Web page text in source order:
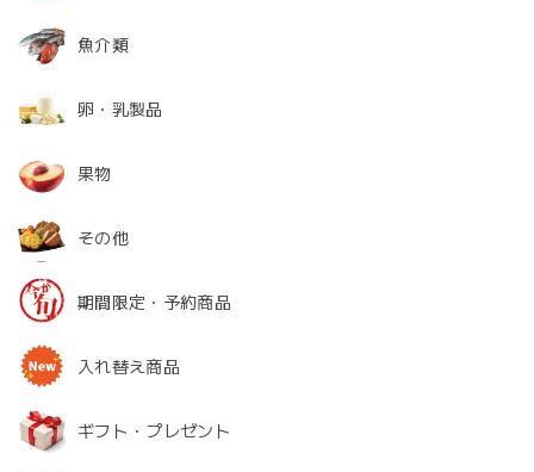
魚介類
卵・乳製品
果物
その他
期間限定・予約商品
入れ替え商品
ギフト・プレゼント